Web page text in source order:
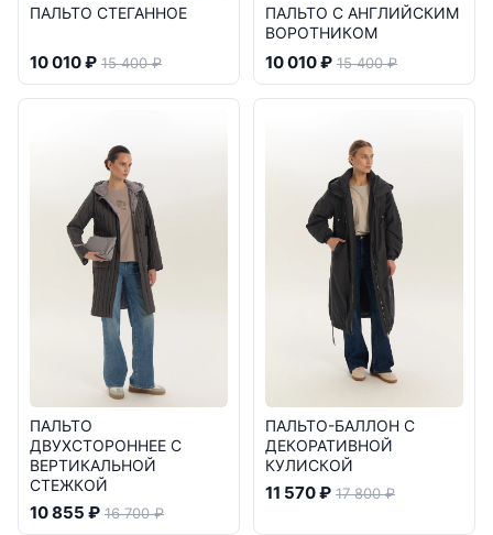
ПАЛЬТО СТЕГАННОЕ
10 010 ₽ 15 400 ₽
ПАЛЬТО С АНГЛИЙСКИМ
ВОРОТНИКОМ
10 010 ₽ 15 400 ₽
ПАЛЬТО
ДВУХСТОРОННЕЕ С
ВЕРТИКАЛЬНОЙ
СТЕЖКОЙ
10 855 ₽ 16 700 ₽
ПАЛЬТО-БАЛЛОН С
ДЕКОРАТИВНОЙ
КУЛИСКОЙ
11 570 ₽ 17 800 ₽